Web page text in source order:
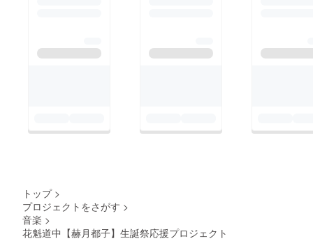
トップ >
プロジェクトをさがす >
音楽 >
花魁道中【赫月都子】生誕祭応援プロジェクト